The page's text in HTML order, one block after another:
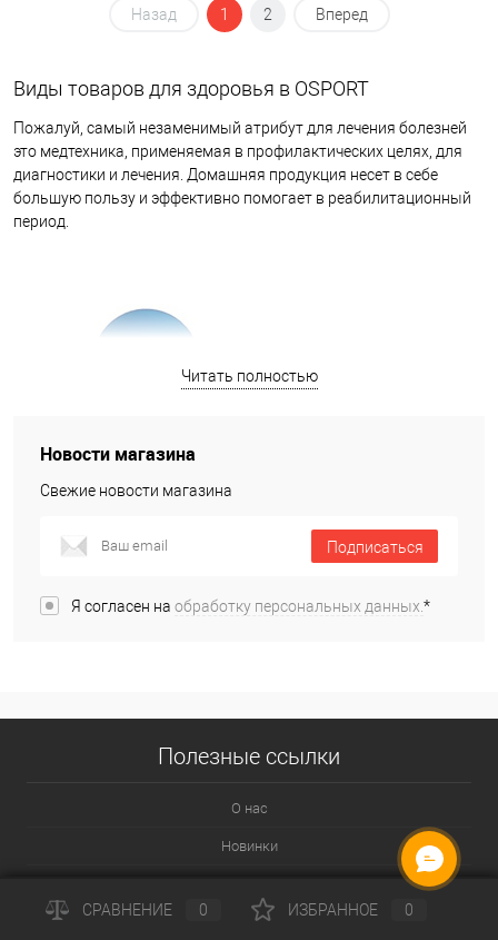
Назад 1 2 Вперед
Виды товаров для здоровья в OSPORT
Пожалуй, самый незаменимый атрибут для лечения болезней
это медтехника, применяемая в профилактических целях, для
диагностики и лечения. Домашняя продукция несет в себе
большую пользу и эффективно помогает в реабилитационный
период.
Читать полностью
Новости магазина
Свежие новости магазина
Подписаться
Я согласен на обработку персональных данных.*
Полезные ссылки
О нас
Новинки
Уцененные товары
СРАВНЕНИЕ 0 ИЗБРАННОЕ 0
ОНЛАЙН ЧАТ